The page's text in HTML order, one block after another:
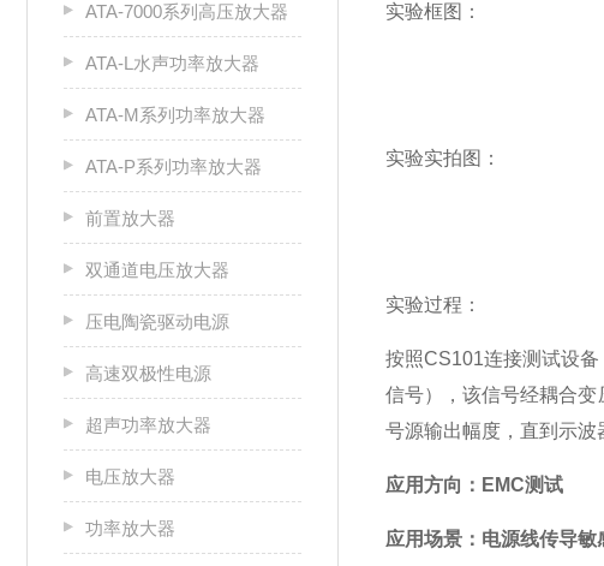
ATA-7000系列高压放大器
ATA-L水声功率放大器
ATA-M系列功率放大器
ATA-P系列功率放大器
前置放大器
双通道电压放大器
压电陶瓷驱动电源
高速双极性电源
超声功率放大器
电压放大器
功率放大器
实验框图：
实验实拍图：
实验过程：
按照CS101连接测试设
信号），该信号经耦合
号源输出幅度，直到示波
应用方向：EMC测试
应用场景：电源线传导敏